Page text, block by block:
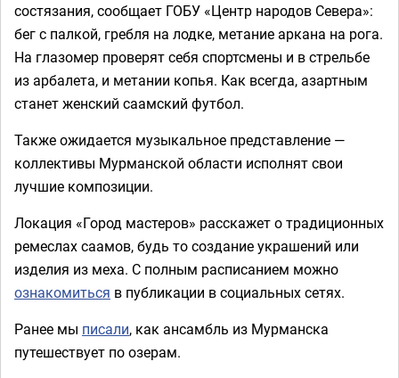
состязания, сообщает ГОБУ «Центр народов Севера»:
бег с палкой, гребля на лодке, метание аркана на рога.
На глазомер проверят себя спортсмены и в стрельбе
из арбалета, и метании копья. Как всегда, азартным
станет женский саамский футбол.
Также ожидается музыкальное представление —
коллективы Мурманской области исполнят свои
лучшие композиции.
Локация «Город мастеров» расскажет о традиционных
ремеслах саамов, будь то создание украшений или
изделия из меха. С полным расписанием можно
ознакомиться в публикации в социальных сетях.
Ранее мы писали, как ансамбль из Мурманска
путешествует по озерам.